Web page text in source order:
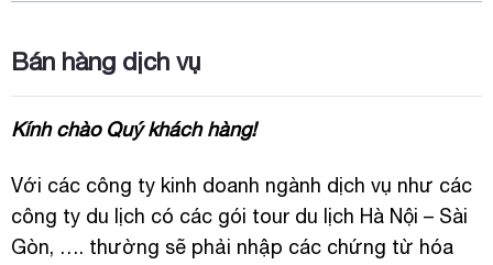
Bán hàng dịch vụ
Kính chào Quý khách hàng!
Với các công ty kinh doanh ngành dịch vụ như các
công ty du lịch có các gói tour du lịch Hà Nội – Sài
Gòn, …. thường sẽ phải nhập các chứng từ hóa